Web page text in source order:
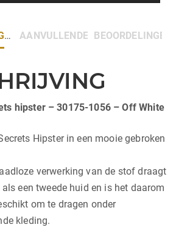
AANVULLENDE INFORMATIE
BEOORDELINGEN (0)
hipster – 30175-1056 – Off White
Hipster in een mooie gebroken
verwerking van de stof draagt
een tweede huid en is het daarom
om te dragen onder
kleding.